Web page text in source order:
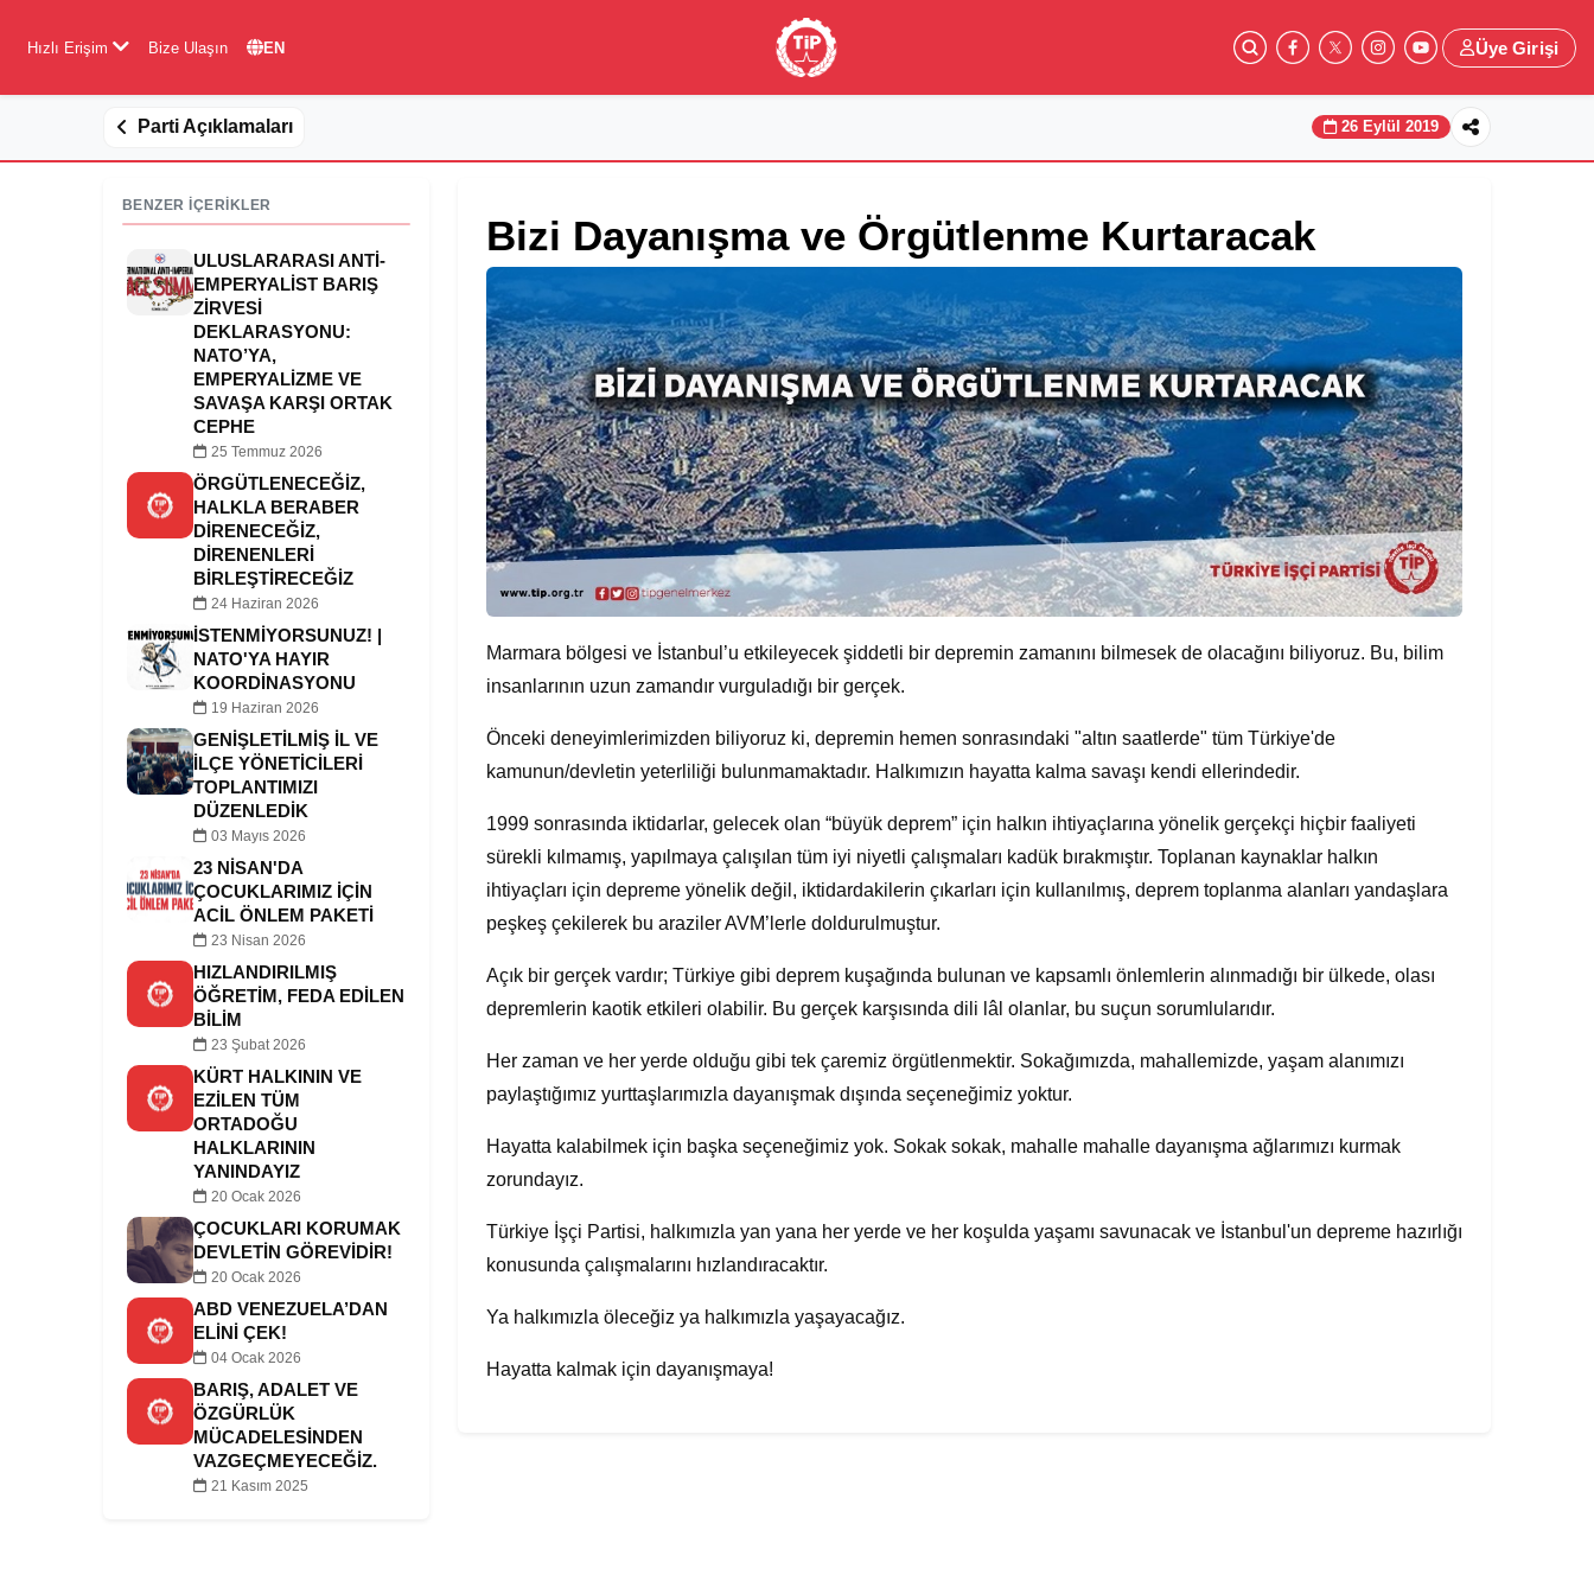
Hızlı Erişim Bize Ulaşın EN Üye Girişi
Parti Açıklamaları 26 Eylül 2019
BENZER İÇERİKLER
ULUSLARARASI ANTI-
EMPERYALIST BARIŞ
ZIRVESI
DEKLARASYONU:
NATO’YA,
EMPERYALIZME VE
SAVAŞA KARŞI ORTAK
CEPHE
25 Temmuz 2026
ÖRGÜTLENECEĞİZ,
HALKLA BERABER
DİRENECEĞİZ,
DİRENENLERİ
BİRLEŞTİRECEĞİZ
24 Haziran 2026
İSTENMİYORSUNUZ! |
NATO'YA HAYIR
KOORDINASYONU
19 Haziran 2026
GENIŞLETILMIŞ İL VE
İLÇE YÖNETICILERI
TOPLANTIMIZI
DÜZENLEDIK
03 Mayıs 2026
23 NISAN'DA
ÇOCUKLARIMIZ IÇIN
ACIL ÖNLEM PAKETI
23 Nisan 2026
HIZLANDIRILMIŞ
ÖĞRETIM, FEDA EDILEN
BILIM
23 Şubat 2026
KÜRT HALKININ VE
EZILEN TÜM
ORTADOĞU
HALKLARININ
YANINDAYIZ
20 Ocak 2026
ÇOCUKLARI KORUMAK
DEVLETIN GÖREVIDIR!
20 Ocak 2026
ABD VENEZUELA’DAN
ELINI ÇEK!
04 Ocak 2026
BARIŞ, ADALET VE
ÖZGÜRLÜK
MÜCADELESINDEN
VAZGEÇMEYECEĞIZ.
21 Kasım 2025
Bizi Dayanışma ve Örgütlenme Kurtaracak
Marmara bölgesi ve İstanbul’u etkileyecek şiddetli bir depremin zamanını bilmesek de olacağını biliyoruz. Bu, bilim
insanlarının uzun zamandır vurguladığı bir gerçek.
Önceki deneyimlerimizden biliyoruz ki, depremin hemen sonrasındaki "altın saatlerde" tüm Türkiye'de
kamunun/devletin yeterliliği bulunmamaktadır. Halkımızın hayatta kalma savaşı kendi ellerindedir.
1999 sonrasında iktidarlar, gelecek olan “büyük deprem” için halkın ihtiyaçlarına yönelik gerçekçi hiçbir faaliyeti
sürekli kılmamış, yapılmaya çalışılan tüm iyi niyetli çalışmaları kadük bırakmıştır. Toplanan kaynaklar halkın
ihtiyaçları için depreme yönelik değil, iktidardakilerin çıkarları için kullanılmış, deprem toplanma alanları yandaşlara
peşkeş çekilerek bu araziler AVM’lerle doldurulmuştur.
Açık bir gerçek vardır; Türkiye gibi deprem kuşağında bulunan ve kapsamlı önlemlerin alınmadığı bir ülkede, olası
depremlerin kaotik etkileri olabilir. Bu gerçek karşısında dili lâl olanlar, bu suçun sorumlularıdır.
Her zaman ve her yerde olduğu gibi tek çaremiz örgütlenmektir. Sokağımızda, mahallemizde, yaşam alanımızı
paylaştığımız yurttaşlarımızla dayanışmak dışında seçeneğimiz yoktur.
Hayatta kalabilmek için başka seçeneğimiz yok. Sokak sokak, mahalle mahalle dayanışma ağlarımızı kurmak
zorundayız.
Türkiye İşçi Partisi, halkımızla yan yana her yerde ve her koşulda yaşamı savunacak ve İstanbul'un depreme hazırlığı
konusunda çalışmalarını hızlandıracaktır.
Ya halkımızla öleceğiz ya halkımızla yaşayacağız.
Hayatta kalmak için dayanışmaya!